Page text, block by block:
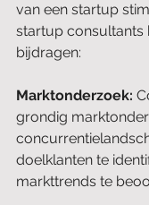
van een startup
startup consultants
bijdragen:
Marktonderzoek:
grondig
doelklanten te
markttrends te